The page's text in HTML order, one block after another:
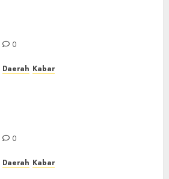
0
Daerah Kabar
0
Daerah Kabar